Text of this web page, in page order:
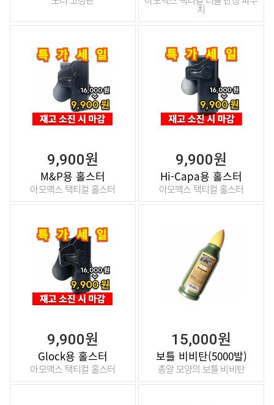
치
9,900원
M&P용 홀스터
아모맥스 택티컬 홀스터
9,900원
Hi-Capa용 홀스터
아모맥스 택티컬 홀스터
9,900원
Glock용 홀스터
아모맥스 택티컬 홀스터
15,000원
보틀 비비탄(5000발)
총알 모양의 보틀 비비탄